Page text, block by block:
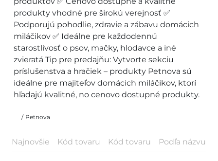
produkty vhodné pre širokú verejnosť ✅
Podporujú pohodlie, zdravie a zábavu domácich
miláčikov ✅ Ideálne pre každodennú
starostlivosť o psov, mačky, hlodavce a iné
zvieratá Tip pre predajňu: Vytvorte sekciu
príslušenstva a hračiek – produkty Petnova sú
ideálne pre majiteľov domácich miláčikov, ktorí
hľadajú kvalitné, no cenovo dostupné produkty.
/ Petnova
Najnovšie Kód tovaru Kód tovaru Podľa názvu